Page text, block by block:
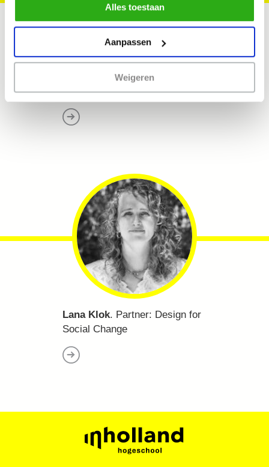
gebruik van alle cookies zoals omschreven in
ons cookiebeleid.
Alles toestaan
Aanpassen
Weigeren
Pieter Jan Stappers
council :
Lana Klok. Partner: Design for
Social Change